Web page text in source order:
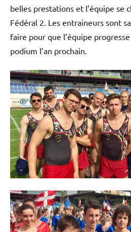
belles prestations et l’équipe se
Fédéral 2. Les entraineurs sont
faire pour que l’équipe
podium l’an prochain.